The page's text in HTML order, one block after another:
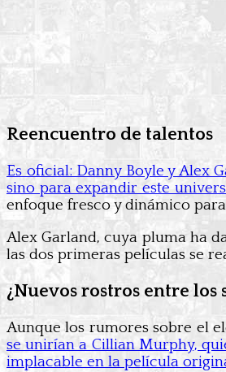
Reencuentro de talentos
Es oficial: Danny Boyle y Alex
sino para expandir este
enfoque fresco y dinámico
Alex Garland, cuya pluma ha
las dos primeras películas se
¿Nuevos rostros entre los
Aunque los rumores sobre el
se unirían a Cillian Murphy,
implacable en la película